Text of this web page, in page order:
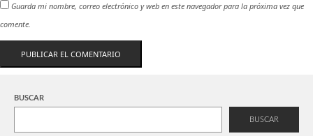
Guarda mi nombre, correo electrónico y web en este navegador para la próxima vez que
comente.
BUSCAR
BUSCAR